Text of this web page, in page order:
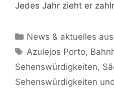
Jedes Jahr zieht er
Kategorien
News & aktuelles
Schlagwörter
Azulejos Porto,
Sehenswürdigkeiten,
Sehenswürdigkeiten